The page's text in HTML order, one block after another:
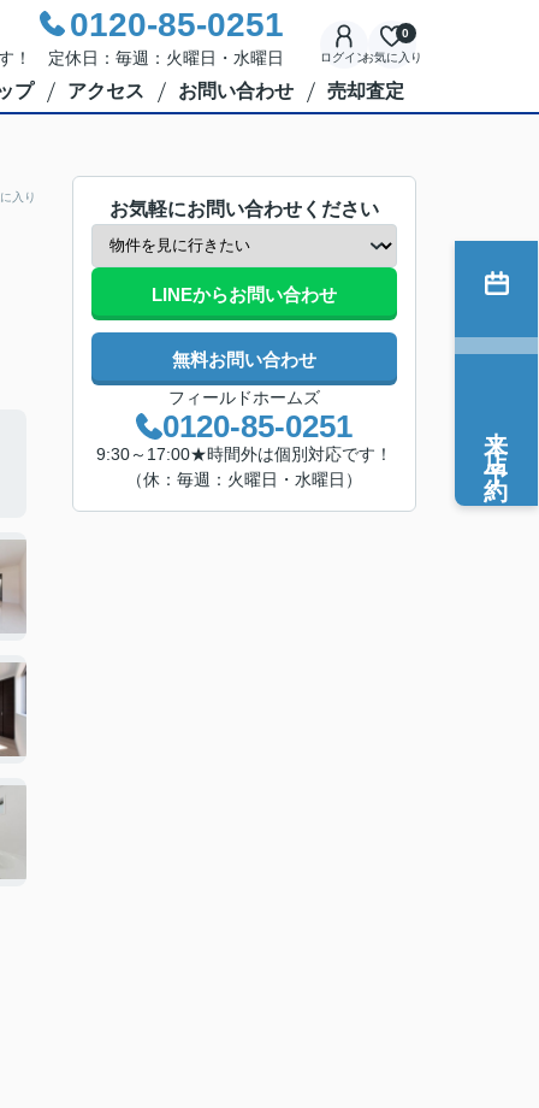
0120-85-0251
！ 定休日：毎週：火曜日・水曜日 ログインお気に入り
0
プ アクセス お問い合わせ 売却査定
入り
お気軽にお問い合わせください
LINEからお問い合わせ
無料お問い合わせ
フィールドホームズ
0120-85-0251
9:30～17:00★時間外は個別対応です！
（休：毎週：火曜日・水曜日）
来店予約